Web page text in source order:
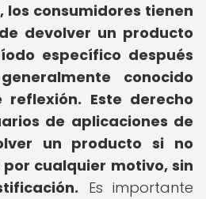
los consumidores tienen
devolver un producto
específico después
conocido
reflexión. Este derecho
de aplicaciones de
un producto si no
cualquier motivo, sin
Es importante